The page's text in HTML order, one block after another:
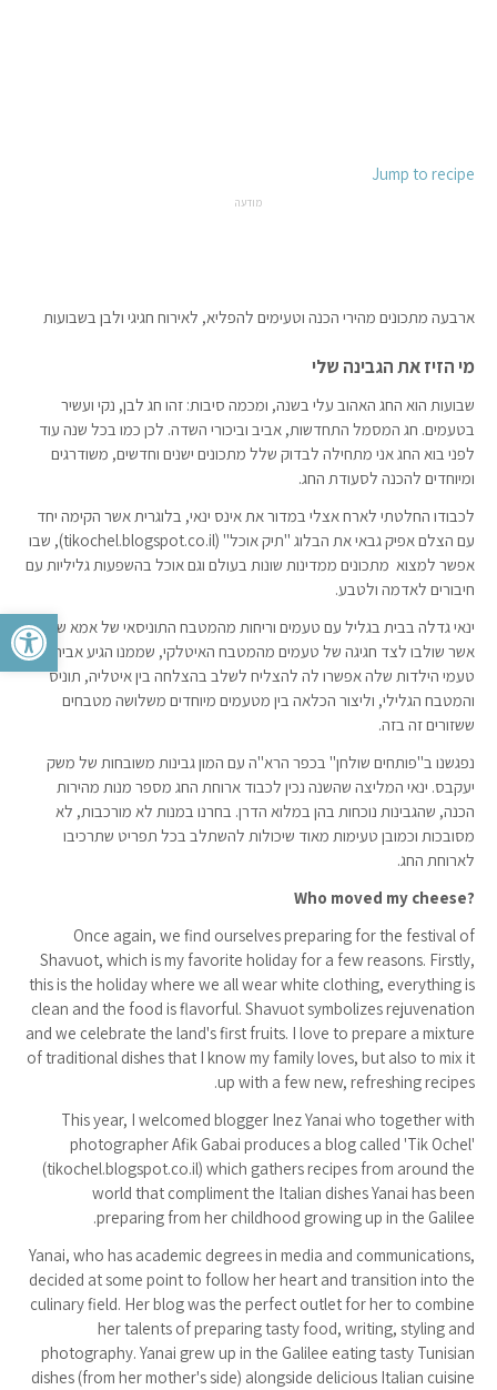
פתח
Jump to recipe
מודעה
ארבעה מתכונים מהירי הכנה וטעימים להפליא, לאירוח חגיגי ולבן בשבועות
מי הזיז את הגבינה שלי
שבועות הוא החג האהוב עלי בשנה, ומכמה סיבות: זהו חג לבן, נקי ועשיר
בטעמים. חג המסמל התחדשות, אביב וביכורי השדה. לכן כמו בכל שנה עוד
לפני בוא החג אני מתחילה לבדוק שלל מתכונים ישנים וחדשים, משודרגים
ומיוחדים להכנה לסעודת החג.
לכבודו החלטתי לארח אצלי במדור את אינס ינאי, בלוגרית אשר הקימה יחד
עם הצלם אפיק גבאי את הבלוג "תיק אוכל" (tikochel.blogspot.co.il), שבו
אפשר למצוא מתכונים ממדינות שונות בעולם וגם אוכל בהשפעות גליליות עם
חיבורים לאדמה ולטבע.
ינאי גדלה בבית בגליל עם טעמים וריחות מהמטבח התוניסאי של אמא שלה,
אשר שולבו לצד חגיגה של טעמים מהמטבח האיטלקי, שממנו הגיע אביה.
טעמי הילדות שלה אפשרו לה להצליח לשלב בהצלחה בין איטליה, תוניס
והמטבח הגלילי, וליצור הכלאה בין מטעמים מיוחדים משלושה מטבחים
ששזורים זה בזה.
נפגשנו ב"פותחים שולחן" בכפר הרא"ה עם המון גבינות משובחות של משק
יעקבס. ינאי המליצה שהשנה נכין לכבוד ארוחת החג מספר מנות מהירות
הכנה, שהגבינות נוכחות בהן במלוא הדרן. בחרנו במנות לא מורכבות, לא
מסובכות וכמובן טעימות מאוד שיכולות להשתלב בכל תפריט שתרכיבו
לארוחת החג.
?Who moved my cheese
Once again, we find ourselves preparing for the festival of
Shavuot, which is my favorite holiday for a few reasons. Firstly,
this is the holiday where we all wear white clothing, everything is
clean and the food is flavorful. Shavuot symbolizes rejuvenation
and we celebrate the land's first fruits. I love to prepare a mixture
of traditional dishes that I know my family loves, but also to mix it
up with a few new, refreshing recipes.
This year, I welcomed blogger Inez Yanai who together with
photographer Afik Gabai produces a blog called 'Tik Ochel'
(tikochel.blogspot.co.il) which gathers recipes from around the
world that compliment the Italian dishes Yanai has been
preparing from her childhood growing up in the Galilee.
Yanai, who has academic degrees in media and communications,
decided at some point to follow her heart and transition into the
culinary field. Her blog was the perfect outlet for her to combine
her talents of preparing tasty food, writing, styling and
photography. Yanai grew up in the Galilee eating tasty Tunisian
dishes (from her mother's side) alongside delicious Italian cuisine